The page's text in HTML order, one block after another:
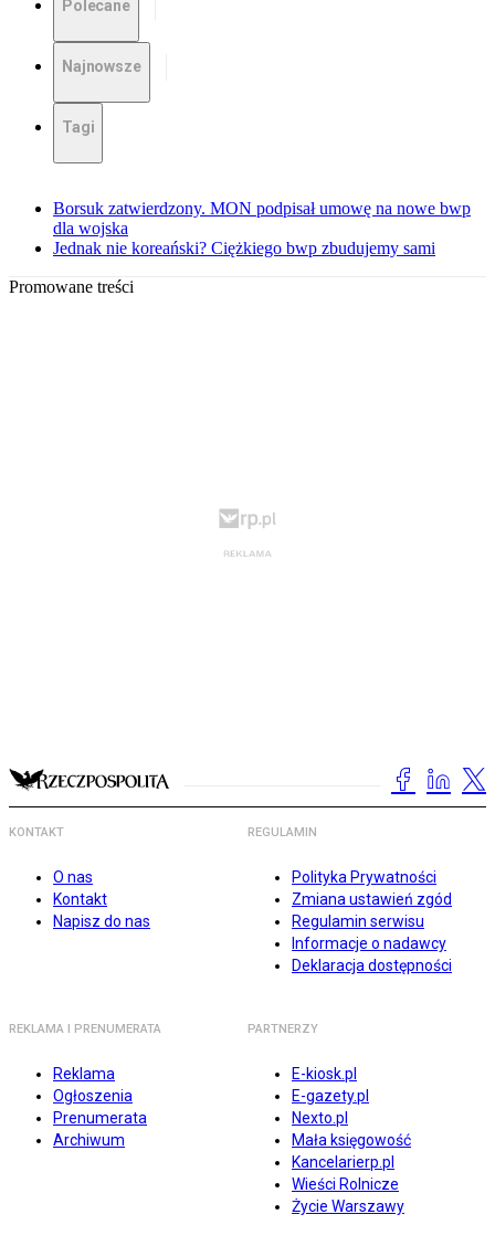
Polecane
Najnowsze
Tagi
Borsuk zatwierdzony. MON podpisał umowę na nowe bwp
dla wojska
Jednak nie koreański? Ciężkiego bwp zbudujemy sami
Promowane treści
KONTAKT
O nas
Kontakt
Napisz do nas
REGULAMIN
Polityka Prywatności
Zmiana ustawień zgód
Regulamin serwisu
Informacje o nadawcy
Deklaracja dostępności
REKLAMA I PRENUMERATA
Reklama
Ogłoszenia
Prenumerata
Archiwum
PARTNERZY
E-kiosk.pl
E-gazety.pl
Nexto.pl
Mała księgowość
Kancelarierp.pl
Wieści Rolnicze
Życie Warszawy